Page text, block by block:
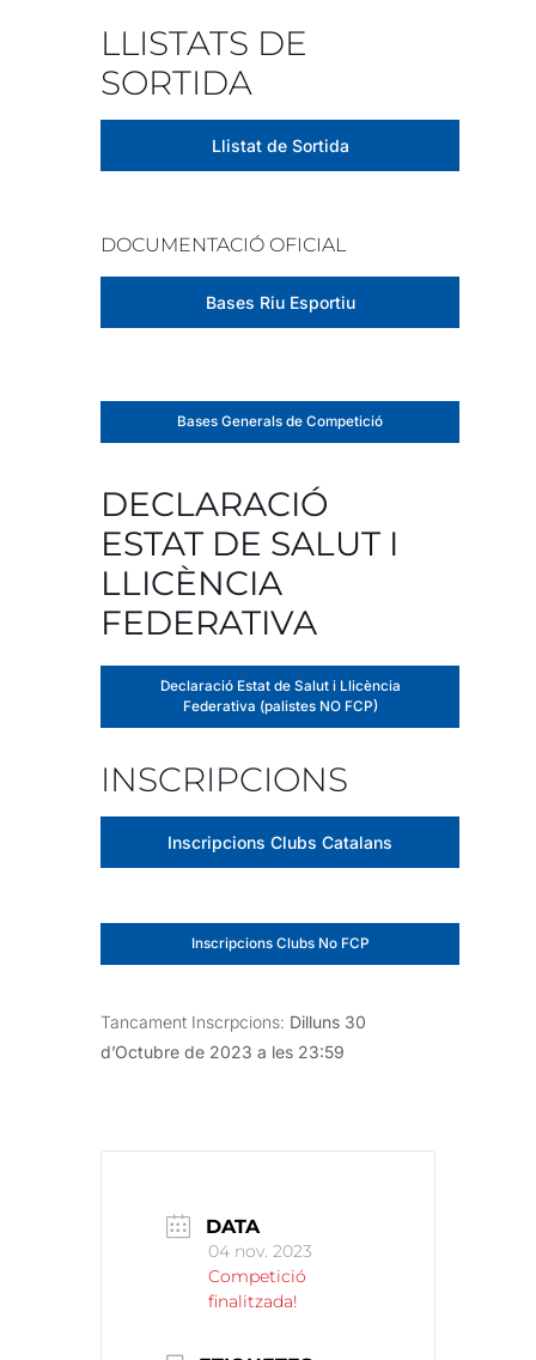
LLISTATS DE
SORTIDA
Llistat de Sortida
DOCUMENTACIÓ OFICIAL
Bases Riu Esportiu
Bases Generals de Competició
DECLARACIÓ
ESTAT DE SALUT I
LLICÈNCIA
FEDERATIVA
Declaració Estat de Salut i Llicència
Federativa (palistes NO FCP)
INSCRIPCIONS
Inscripcions Clubs Catalans
Inscripcions Clubs No FCP
Tancament Inscrpcions: Dilluns 30
d’Octubre de 2023 a les 23:59
DATA
04 nov. 2023
Competició
finalitzada!